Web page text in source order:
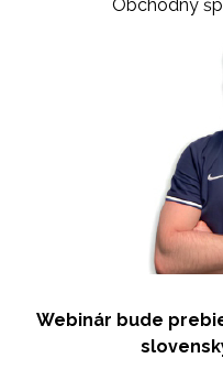
Obchodný
Webinár bude